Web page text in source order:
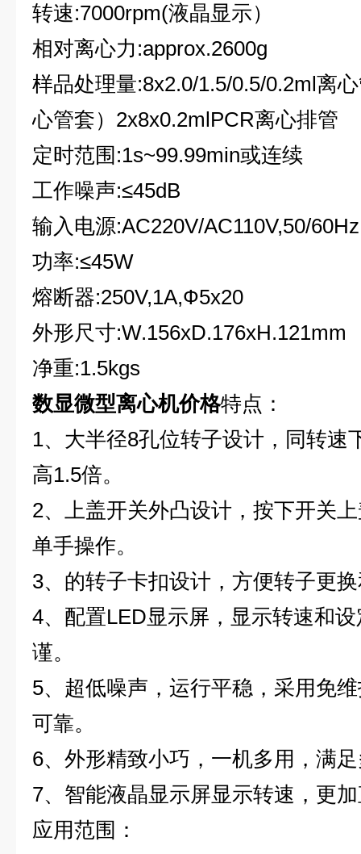
转速:7000rpm(液晶显示）
相对离心力:approx.2600g
样品处理量:8x2.0/1.5/0.5/0.2ml离
心管套）2x8x0.2mlPCR离心排管
定时范围:1s~99.99min或连续
工作噪声:≤45dB
输入电源:AC220V/AC110V,50/60Hz
功率:≤45W
熔断器:250V,1A,Ф5x20
外形尺寸:W.156xD.176xH.121mm
净重:1.5kgs
数显微型离心机价格特点：
1、大半径8孔位转子设计，同转速
高1.5倍。
2、上盖开关外凸设计，按下开关
单手操作。
3、的转子卡扣设计，方便转子更
4、配置LED显示屏，显示转速和
谨。
5、超低噪声，运行平稳，采用免
可靠。
6、外形精致小巧，一机多用，满
7、智能液晶显示屏显示转速，更
应用范围：